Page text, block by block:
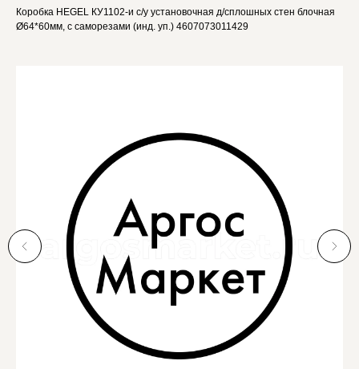
Коробка HEGEL КУ1102-и с/у установочная д/сплошных стен блочная
Ø64*60мм, с саморезами (инд. уп.) 4607073011429